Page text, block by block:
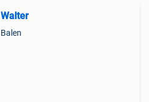
Walter
Balen